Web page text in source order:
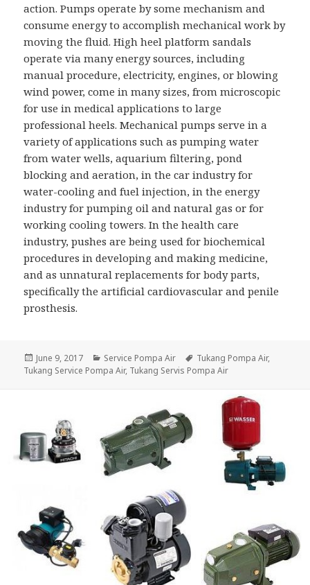
action. Pumps operate by some mechanism and
consume energy to accomplish mechanical work by
moving the fluid. High heel platform sandals
operate via many energy sources, including
manual procedure, electricity, engines, or blowing
wind power, come in many sizes, from microscopic
for use in medical applications to large
professional heels. Mechanical pumps serve in a
variety of applications such as pumping water
from water wells, aquarium filtering, pond
blocking and aeration, in the car industry for
water-cooling and fuel injection, in the energy
industry for pumping oil and natural gas or for
working cooling towers. In the health care
industry, pushes are being used for biochemical
procedures in developing and making medicine,
and as unnatural replacements for body parts,
specifically the artificial cardiovascular and penile
prosthesis.
Posted
on
June 9, 2017 Categories
Service Pompa Air Tags
Tukang Pompa Air,
Tukang Service Pompa Air, Tukang Servis Pompa Air